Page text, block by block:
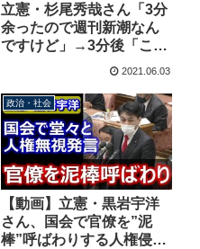
立憲・杉尾秀哉さん「3分
余ったので週刊新潮なん
ですけど」→3分後「これ
以上の材料を持ち合わせ
2021.06.03
政治・社会
【動画】立憲・黒岩宇洋
さん、国会で官僚を”泥
棒”呼ばわりする人権侵